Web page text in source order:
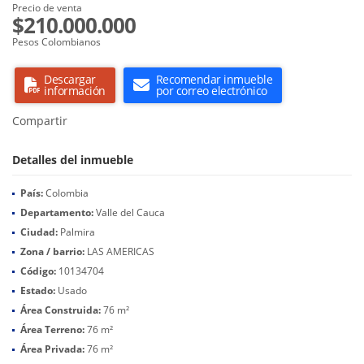
Precio de venta
$210.000.000
Pesos Colombianos
Descargar
información
Recomendar inmueble
por correo electrónico
Compartir
Detalles del inmueble
País:Colombia
Departamento:Valle del Cauca
Ciudad: Palmira
Zona / barrio: LAS AMERICAS
Código: 10134704
Estado: Usado
Área Construida:76 m²
Área Terreno:76 m²
Área Privada:76 m²